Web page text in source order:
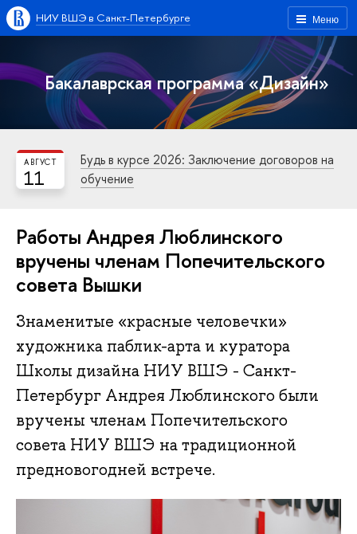
Меню
НИУ ВШЭ в Санкт-Петербурге
Бакалаврская программа «Дизайн»
11
АВГУСТ
Будь в курсе 2026: Заключение договоров на
обучение
Работы Андрея Люблинского
вручены членам Попечительского
совета Вышки
Знаменитые «красные человечки»
художника паблик-арта и куратора
Школы дизайна НИУ ВШЭ - Санкт-
Петербург Андрея Люблинского были
вручены членам Попечительского
совета НИУ ВШЭ на традиционной
предновогодней встрече.